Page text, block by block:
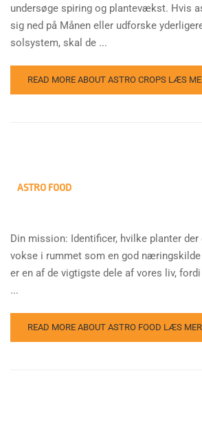
undersøge spiring og plantevækst. Hvis
sig ned på Månen eller udforske
solsystem, skal de ...
READ MORE ABOUT ASTRO CROPS LÆS
ASTRO FOOD
Din mission: Identificer, hvilke planter
vokse i rummet som en god
er en af de vigtigste dele af vores liv,
...
READ MORE ABOUT ASTRO FOOD LÆS